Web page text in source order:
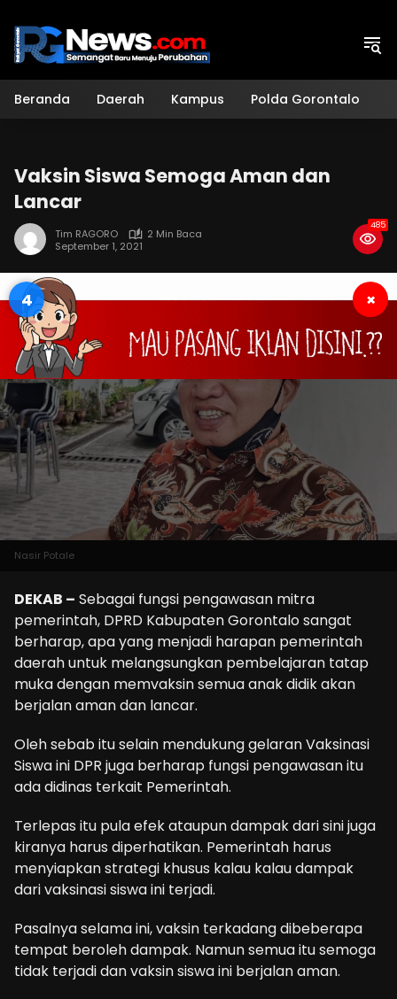
konten
Beranda Daerah Kampus Polda Gorontalo
Vaksin Siswa Semoga Aman dan
Lancar
Tim RAGORO
2 Min Baca
September 1, 2021
485
4 ×
Nasir Potale
DEKAB – Sebagai fungsi pengawasan mitra
pemerintah, DPRD Kabupaten Gorontalo sangat
berharap, apa yang menjadi harapan pemerintah
daerah untuk melangsungkan pembelajaran tatap
muka dengan memvaksin semua anak didik akan
berjalan aman dan lancar.
Oleh sebab itu selain mendukung gelaran Vaksinasi
Siswa ini DPR juga berharap fungsi pengawasan itu
ada didinas terkait Pemerintah.
Terlepas itu pula efek ataupun dampak dari sini juga
kiranya harus diperhatikan. Pemerintah harus
menyiapkan strategi khusus kalau kalau dampak
dari vaksinasi siswa ini terjadi.
Pasalnya selama ini, vaksin terkadang dibeberapa
tempat beroleh dampak. Namun semua itu semoga
tidak terjadi dan vaksin siswa ini berjalan aman.